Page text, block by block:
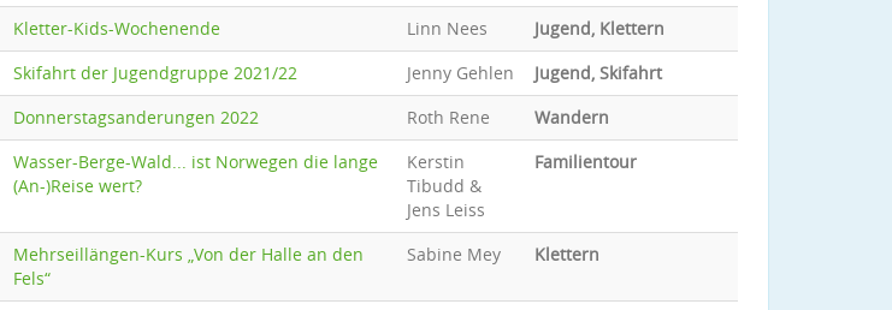
Kletter-Kids-Wochenende Linn Nees
Jugend, Klettern
Skifahrt der Jugendgruppe 2021/22 Jenny Gehlen
Jugend, Skifahrt
Donnerstagsanderungen 2022 Roth Rene
Wandern
Wasser-Berge-Wald... ist Norwegen die lange
(An-)Reise wert?
Kerstin
Tibudd &
Jens Leiss
Familientour
Mehrseillängen-Kurs „Von der Halle an den
Fels“
Sabine Mey Klettern